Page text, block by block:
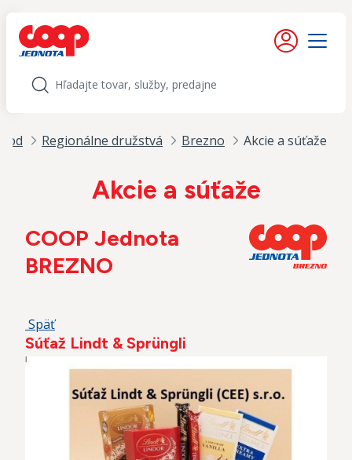
Moje konto
Menu
Hľadať
Regionálne družstvá Brezno Akcie a súťaže
Akcie a súťaže
COOP Jednota
BREZNO
Späť
Súťaž Lindt & Sprüngli